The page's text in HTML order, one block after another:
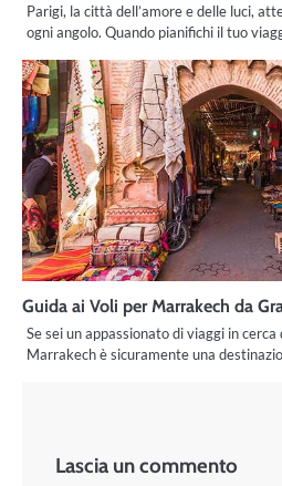
Parigi, la città dell’amore e delle luci,
ogni angolo. Quando pianifichi il tuo
Guida ai Voli per Marrakech da
Se sei un appassionato di viaggi in cerca
Marrakech è sicuramente una
Lascia un commento